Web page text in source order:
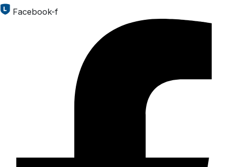
Facebook-f